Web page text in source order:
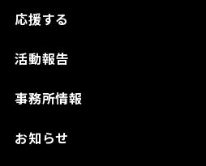
応援する
活動報告
事務所情報
お知らせ